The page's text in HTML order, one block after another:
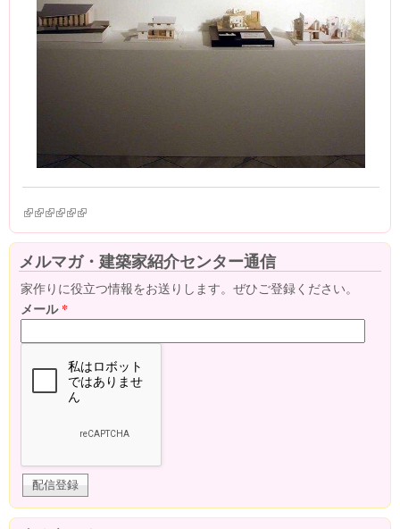
(link is external)
(link is external)
(link is external)
(link is external)
(link is external)
(link is external)
メルマガ・建築家紹介センター通信
家作りに役立つ情報をお送りします。ぜひご登録ください。
メール*